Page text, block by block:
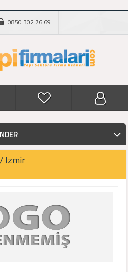
0850 302 76 69
Izmir